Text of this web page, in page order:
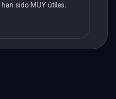
sido MUY útiles.